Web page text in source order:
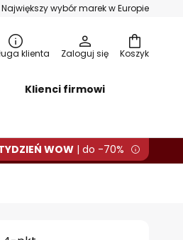
Największy wybór marek w Europie
Koszyk
klienta Zaloguj się
Klienci firmowi
WOW | do -70%